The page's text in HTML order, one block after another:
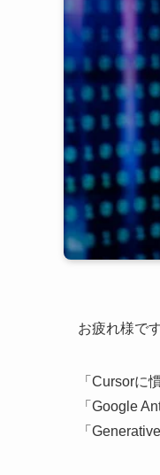
お疲れ様で
「Cursorに
「Google
「